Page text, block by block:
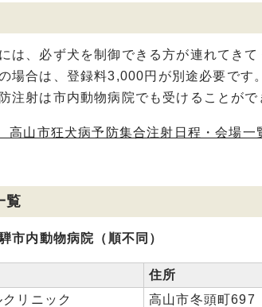
は、必ず犬を制御できる方が連れてきて
場合は、登録料3,000円が別途必要です。
注射は市内動物病院でも受けることが
山市狂犬病予防集合注射日程・会場一
覧
市内動物病院（順不同）
住所
リニック
高山市冬頭町697